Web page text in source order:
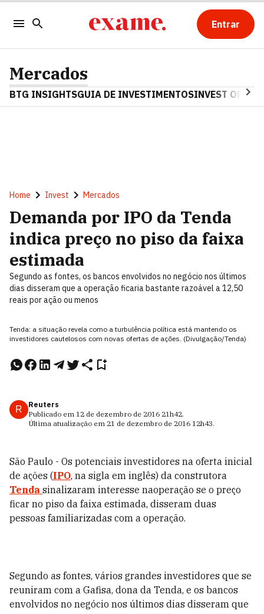
Entrar
Mercados
BTG INSIGHTSGUIA DE INVESTIMENTOSINVEST OPINA
Home Invest Mercados
Demanda por IPO da Tenda
indica preço no piso da faixa
estimada
Segundo as fontes, os bancos envolvidos no negócio nos últimos
dias disseram que a operação ficaria bastante razoável a 12,50
reais por ação ou menos
Tenda: a situação revela como a turbulência política está mantendo os
investidores cautelosos com novas ofertas de ações. (Divulgação/Tenda)
R
Reuters
Publicado em 12 de dezembro de 2016 21h42.
Última atualização em 21 de dezembro de 2016 12h43.
São Paulo - Os potenciais investidores na oferta inicial
de ações (IPO, na sigla em inglês) da construtora
Tenda sinalizaram interesse naoperação se o preço
ficar no piso da faixa estimada, disseram duas
pessoas familiarizadas com a operação.
Segundo as fontes, vários grandes investidores que se
reuniram com a Gafisa, dona da Tenda, e os bancos
envolvidos no negócio nos últimos dias disseram que